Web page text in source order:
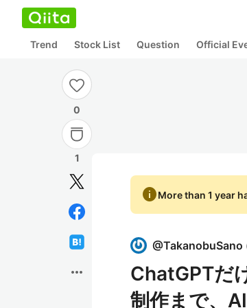
Trend Stock List Question Official
0
1
more_horiz
infoMore than 1 year
@TakanobuSano
ChatGPTだ
制作まで、